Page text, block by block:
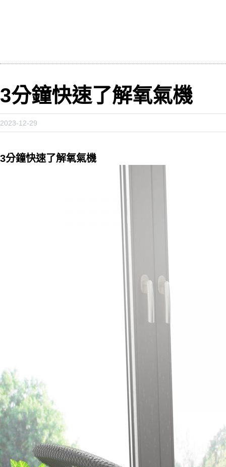
3分鐘快速了解氧氣機
2023-12-29
3分鐘快速了解氧氣機